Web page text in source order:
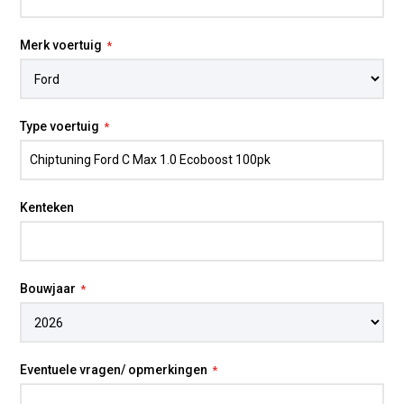
hebben, kunnen wij de calibratie echt verfijnen op
rijcomfort, souplesse en prestaties. Daardoor is
het totale rijgevoel.
Voor wie meer uit deze Ford wil halen zonder grote
optimalisatie een zeer effectieve upgrade. De auto
+ gereden km's. Niet elk voertuig kan op locatie getuned
Merk voertuig
Type voertuig
Kenteken
Bouwjaar
Eventuele vragen/ opmerkingen